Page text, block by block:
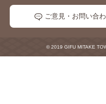
ご意見・お問い合
© 2019 GIFU MITAKE